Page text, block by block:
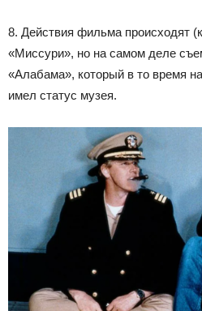
8. Действия фильма происходят
«Миссури», но на самом деле
«Алабама», который в то время
имел статус музея.